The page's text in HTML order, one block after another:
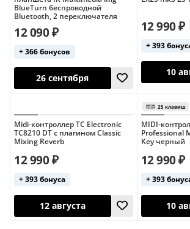
25 клавиш
11 августа
BlueTurn беспроводной
Bluetooth, 2 переключателя
12 090 ₽
+ 366 бонусов
12 990 ₽
+ 393
Midi-контроллер TC Electronic
TC8210 DT с плагином Classic
Mixing Reverb
12 990 ₽
+ 393 бонуса
MIDI-
Professional
Key черный
12 990 ₽
+ 393